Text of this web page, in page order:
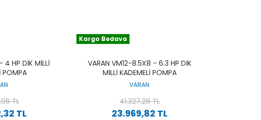
HP DIK MILLI
POMPA
TL
TL
Kargo Bedava
VARAN VM12-8.5X8 - 6.3 HP DIK
MILLI KADEMELI POMPA
VARAN
23.969,82 TL
41.327,28 TL